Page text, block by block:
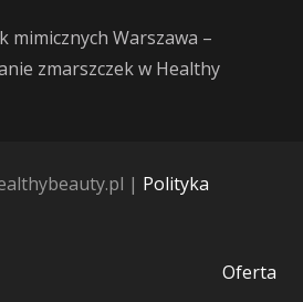
mimicznych Warszawa –
zmarszczek w Healthy
| Polityka
Oferta